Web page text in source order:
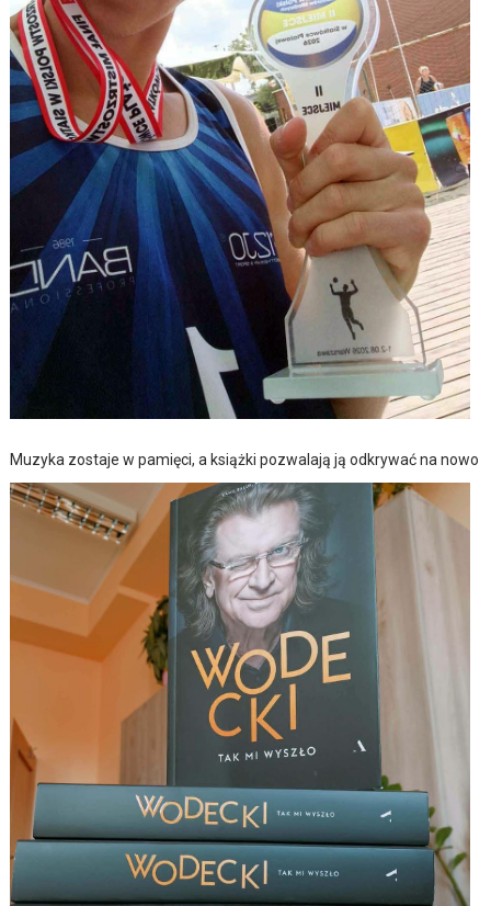
Muzyka zostaje w pamięci, a książki pozwalają ją odkrywać na nowo